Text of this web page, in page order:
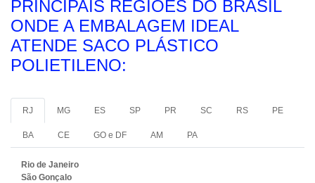
PRINCIPAIS REGIÕES DO BRASIL
ONDE A EMBALAGEM IDEAL
ATENDE SACO PLÁSTICO
POLIETILENO:
RJ MG ES SP PR SC RS PE
BA CE GO e DF AM PA
Rio de Janeiro
São Gonçalo